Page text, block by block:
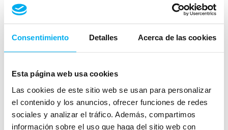
Consentimiento Detalles Acerca de las cookies
Esta página web usa cookies
Las cookies de este sitio web se usan para personalizar
el contenido y los anuncios, ofrecer funciones de redes
sociales y analizar el tráfico. Además, compartimos
información sobre el uso que haga del sitio web con
Chequeo Pre-ITV gratuito